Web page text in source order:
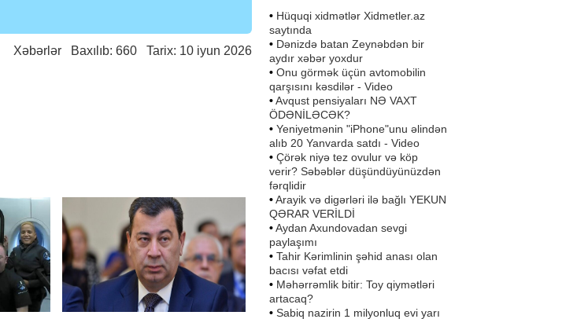
Xəbərlər Baxılıb: 660 Tarix: 10 iyun 2026
• Hüquqi xidmətlər Xidmetler.az
saytında
• Dənizdə batan Zeynəbdən bir
aydır xəbər yoxdur
• Onu görmək üçün avtomobilin
qarşısını kəsdilər - Video
•Avqust pensiyaları NƏ VAXT
ÖDƏNİLƏCƏK?
• Yeniyetmənin "iPhone"unu əlindən
alıb 20 Yanvarda satdı - Video
• Çörək niyə tez ovulur və köp
verir? Səbəblər düşündüyünüzdən
fərqlidir
•Arayik və digərləri ilə bağlı YEKUN
QƏRAR VERİLDİ
•Aydan Axundovadan sevgi
paylaşımı
• Tahir Kərimlinin şəhid anası olan
bacısı vəfat etdi
• Məhərrəmlik bitir: Toy qiymətləri
artacaq?
• Sabiq nazirin 1 milyonluq evi yarı